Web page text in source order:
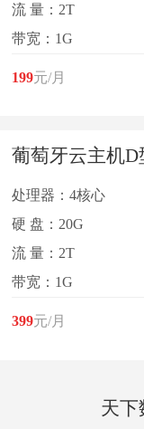
流 量：2T
带宽：1G
199元/月
葡萄牙云主机D
处理器：4核心
硬 盘：20G
流 量：2T
带宽：1G
399元/月
天下